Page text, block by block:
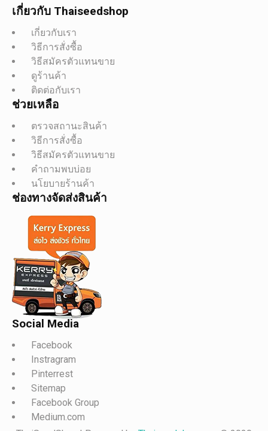
เกี่ยวกับ Thaiseedshop
เกี่ยวกับเรา
วิธีการสั่งซื้อ
วิธีสมัครตัวแทนขาย
ดูร้านค้า
ติดต่อกับเรา
ช่วยเหลือ
ตรวจสถานะสินค้า
วิธีการสั่งซื้อ
วิธีสมัครตัวแทนขาย
คำถามพบบ่อย
นโยบายร้านค้า
ช่องทางจัดส่งสินค้า
Social Media
Facebook
Instragram
Pinterrest
Sitemap
Facebook Group
Medium.com